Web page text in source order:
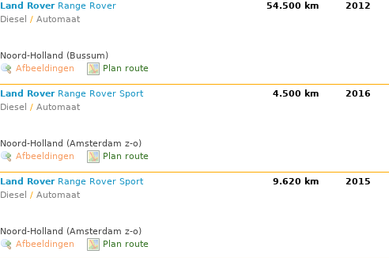
Land Rover Range Rover
Diesel
/ Automaat
Noord-Holland (Bussum)
Afbeeldingen
Plan route
54.500 km 2012
Land Rover Range Rover Sport
Diesel
/ Automaat
Noord-Holland (Amsterdam z-o)
Afbeeldingen
Plan route
4.500 km 2016
Land Rover Range Rover Sport
Diesel
/ Automaat
Noord-Holland (Amsterdam z-o)
Afbeeldingen
Plan route
9.620 km 2015